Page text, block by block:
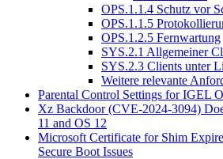
OPS.1.1.4 Schutz vor
OPS.1.1.5
OPS.1.2.5 Fernwartung
SYS.2.1 Allgemeiner
SYS.2.3 Clients unter
Weitere relevante
Parental Control Settings for IGEL
Xz Backdoor (CVE-2024-3094)
11 and OS 12
Microsoft Certificate for Shim
Secure Boot Issues